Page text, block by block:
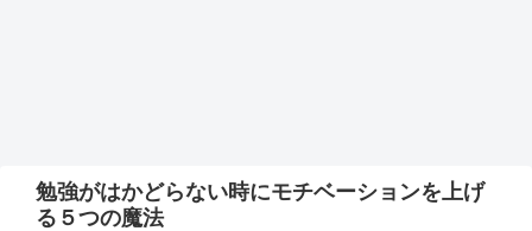
勉強がはかどらない時にモチベーションを上げ
る５つの魔法